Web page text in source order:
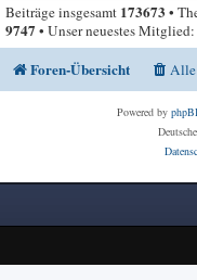
Beiträge insgesamt 173673 •
9747• Unser neuestes Mitglied:
Foren-Übersicht
Alle
Powered by